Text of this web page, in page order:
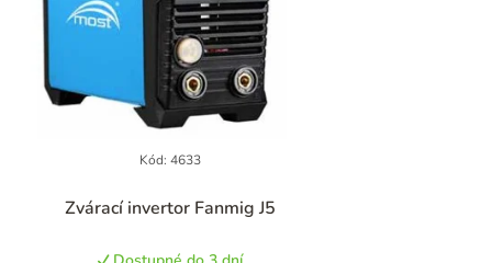
Zvárací invertor Fanmig J5
hodnotenie
Kód:4633